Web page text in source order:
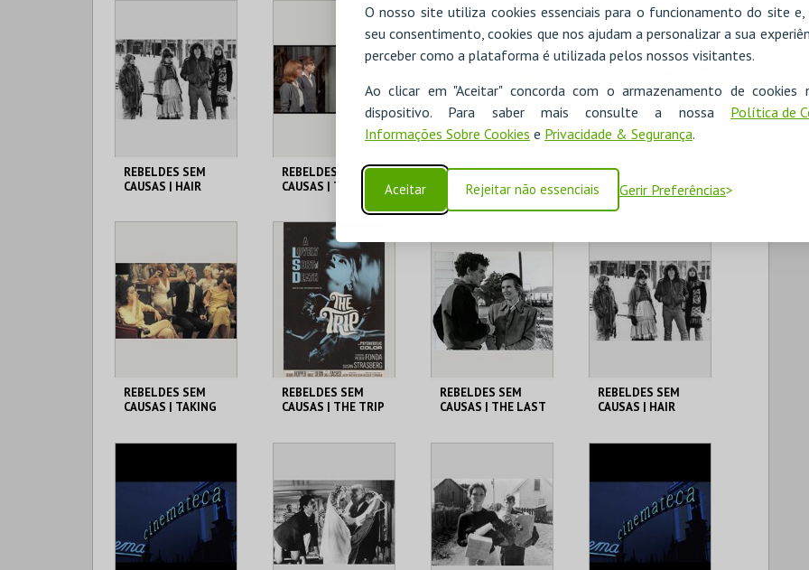
O nosso site utiliza cookies essenciais para o funcionamento do site
seu consentimento, cookies que nos ajudam a personalizar a sua
perceber como a plataforma é utilizada pelos nossos visitantes.
Ao clicar em "Aceitar" concorda com o armazenamento de cookies
dispositivo. Para saber mais consulte a nossa Política de
Informações Sobre Cookies e Privacidade & Segurança.
Aceitar Rejeitar não essenciais Gerir Preferências
MAIS INFO
COMPRAR
MAIS INFO
COMPRAR
CINEMATECA
MAIS INFO
COMPRAR
CINEMATECA
MAIS INFO
REBELDES SEM
CAUSAS | HAIR
MAIS INFO
COMPRAR
REBELDES SEM
CAUSAS | THE
CINEMATECA
MAIS INFO
COMPRAR
REBELDES SEM
CAUSAS | INSIDE
DAISY CLOVER
MAIS INFO
COMPRAR
REBELDES SEM
CAUSAS | THE
GRADUATE
MAIS INFO
COMPRAR
REBELDES SEM
CAUSAS | TAKING
MAIS INFO
COMPRAR
REBELDES SEM
CAUSAS | THE TRIP
MAIS INFO
COMPRAR
REBELDES SEM
CAUSAS | THE LAST
MAIS INFO
COMPRAR
REBELDES SEM
CAUSAS | HAIR
MAIS INFO
COMPRAR